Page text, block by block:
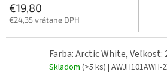
€19,80
€24,35 vrátane DPH
Farba: Arctic White, Veľkosť:
Skladom (>5 ks) | AWJH101AWH-